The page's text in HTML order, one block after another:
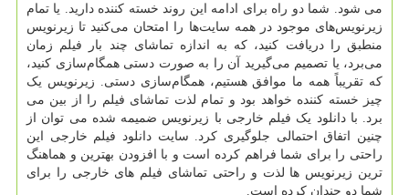
می شود. شما دو راه برای ادامه این روند خسته کننده دارید. یا تمام
زیرنویس‌های موجود در همه سایت‌ها را امتحان می‌کنید تا زیرنویس
منطبق را دریافت کنید، که به اندازه تماشای چند بار فیلم زمان
می‌برد، یا تصمیم می‌گیرید آن را به صورت دستی همگام‌سازی کنید،
که تقریباً همه ما موافق هستیم، همگام‌سازی دستی. زیرنویس یک
چیز خسته کننده خواهد بود و تمام لذت تماشای فیلم را از بین می
برد. با دانلود یک فیلم خارجی با زیرنویس ضمیمه شده می توان از
چنین اتفاق احتمالی جلوگیری کرد. سایت دانلود فیلم خارجی این
راحتی را برای شما فراهم کرده است و با افزودن بهترین و هماهنگ
ترین زیرنویس ها لذت و راحتی تماشای فیلم های خارجی را برای
شما دو چندان کرده است.